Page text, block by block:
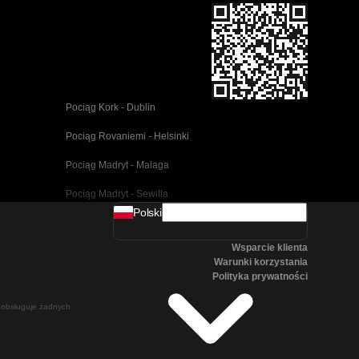
Pociąg Kork - Dublin
Pociąg Rovaniemi - Helsinki
Pociąg Madryt - Malaga
Pociąg Madryt - Sewilla
Pociąg Barcelona - Malaga
Pociąg Seul - Pusan
żadnych
Polski
Wsparcie klienta
Warunki korzystania
Polityka prywatności